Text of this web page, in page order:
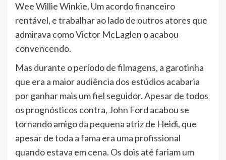
Wee Willie Winkie. Um acordo financeiro
rentável, e trabalhar ao lado de outros atores que
admirava como Victor McLaglen o acabou
convencendo.
Mas durante o período de filmagens, a garotinha
que era a maior audiência dos estúdios acabaria
por ganhar mais um fiel seguidor. Apesar de todos
os prognósticos contra, John Ford acabou se
tornando amigo da pequena atriz de Heidi, que
apesar de toda a fama era uma profissional
quando estava em cena. Os dois até fariam um